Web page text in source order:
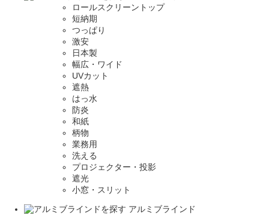
ロールスクリーントップ
短納期
つっぱり
激安
日本製
幅広・ワイド
UVカット
遮熱
はっ水
防炎
和紙
柄物
業務用
洗える
プロジェクター・投影
遮光
小窓・スリット
アルミブラインド